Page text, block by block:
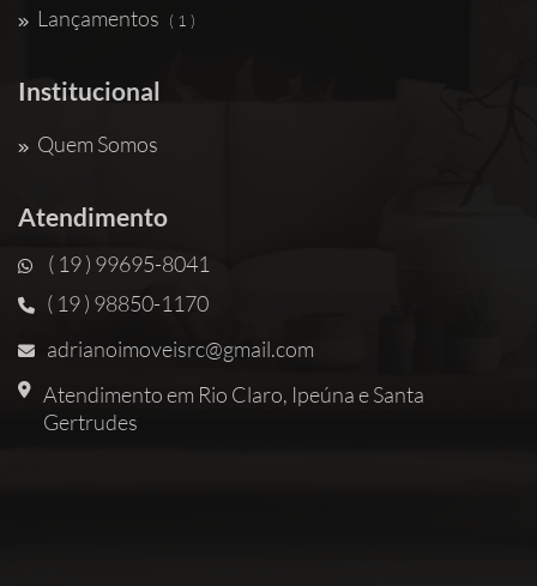
Lançamentos ( 1 )
Institucional
Quem Somos
Atendimento
( 19 ) 99695-8041
( 19 ) 98850-1170
adrianoimoveisrc@gmail.com
Atendimento em Rio Claro, Ipeúna e Santa
Gertrudes